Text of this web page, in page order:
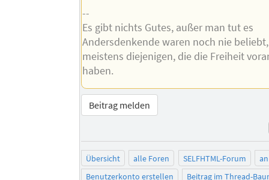
--
Es gibt nichts Gutes, außer man tut es
Andersdenkende waren noch nie
meistens diejenigen, die die Freiheit
haben.
Beitrag melden
Übersicht alle Foren SELFHTML-Forum
Benutzerkonto erstellen
Beitrag im Thread-